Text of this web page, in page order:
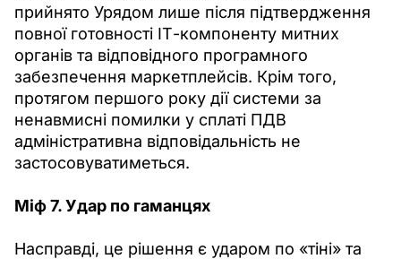
прийнято Урядом лише після підтвердження
повної готовності ІТ-компоненту митних
органів та відповідного програмного
забезпечення маркетплейсів. Крім того,
протягом першого року дії системи за
ненавмисні помилки у сплаті ПДВ
адміністративна відповідальність не
застосовуватиметься.
Міф 7. Удар по гаманцях
Насправді, це рішення є ударом по «тіні» та